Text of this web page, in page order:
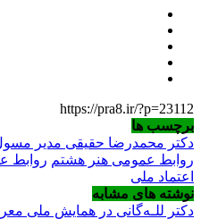
https://pra8.ir/?p=23112
برچسب ها
دکتر محمدرضا حقیقی مدیر
روابط عمومی هنر هشتم روابط
اعتماد ملی
نوشته های مشابه
دکتر للـه‌گانی در همایش ملی